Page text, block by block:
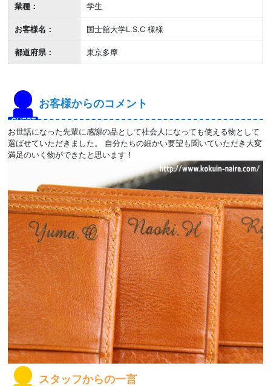
業種： 学生
お客様名： 国士舘大学L.S.C 様様
都道府県： 東京多摩
お客様からのコメント
お世話になった先輩に感謝の品として社会人になっても使える物として
選ばせていただきました。 自分たちの細かい要望も聞いていただき大変
満足のいく物ができたと思います！
スタッフからの一言